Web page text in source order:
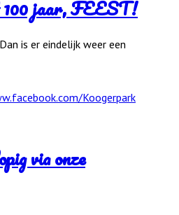
jaar, FEEST!
is er eindelijk weer een
Koogerpark
via onze